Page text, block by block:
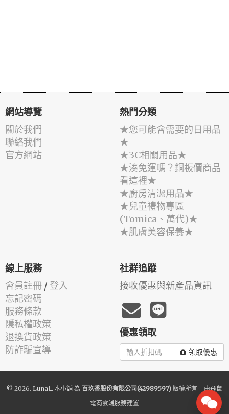
網站導覽
關於我們
聯絡我們
官方網站
熱門分類
★您可能會需要的日用品
★
★3C相關用品★
★湊免運嗎？銅板價商品
看這裡★
★廚房清潔用品★
★兒童禮物專區
(Tomica、萬代)★
★肌膚美容保養★
線上服務
會員註冊 / 登入
忘記密碼
服務條款
隱私權政策
退換貨政策
防詐騙宣導
社群追蹤
接收優惠與新產品資訊
優惠領取
領取優惠
© 2026. Luna日本小舖 為 百玖香股份有限公司(42989597) 版權所有 - 由飛鼠
電商雲端服務建置